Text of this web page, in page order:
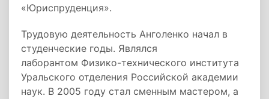
«Юриспруденция».
Трудовую деятельность Анголенко начал в
студенческие годы. Являлся
лаборантом Физико-технического института
Уральского отделения Российской академии
наук. В 2005 году стал сменным мастером, а